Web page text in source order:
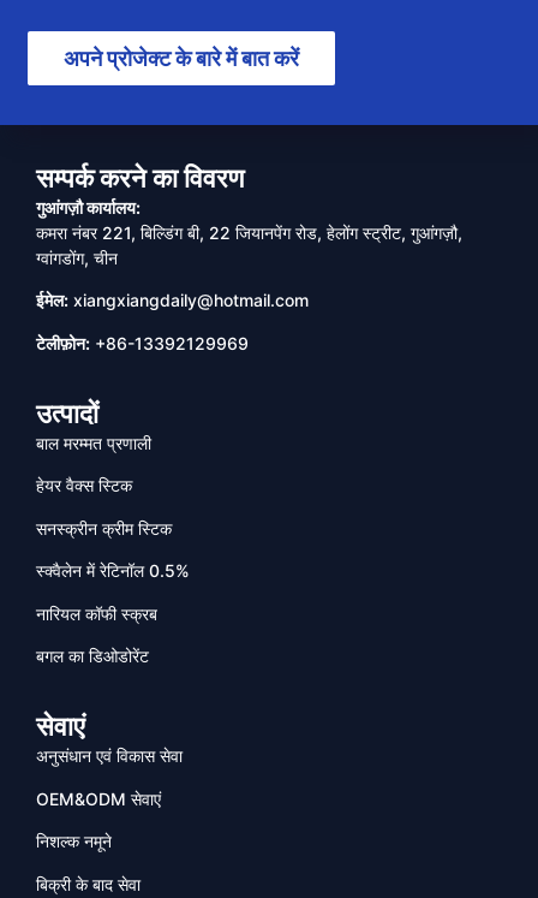
अपने प्रोजेक्ट के बारे में बात करें
सम्पर्क करने का विवरण
गुआंगज़ौ कार्यालय:
कमरा नंबर 221, बिल्डिंग बी, 22 जियानपेंग रोड, हेलोंग स्ट्रीट, गुआंगज़ौ,
ग्वांगडोंग, चीन
ईमेल: xiangxiangdaily@hotmail.com
टेलीफ़ोन: +86-13392129969
उत्पादों
बाल मरम्मत प्रणाली
हेयर वैक्स स्टिक
सनस्क्रीन क्रीम स्टिक
स्क्वैलेन में रेटिनॉल 0.5%
नारियल कॉफी स्क्रब
बगल का डिओडोरेंट
सेवाएं
अनुसंधान एवं विकास सेवा
OEM&ODM सेवाएं
निशल्क नमूने
बिक्री के बाद सेवा